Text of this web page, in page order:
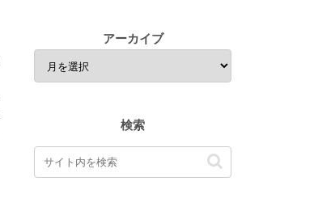
アーカイブ
検索